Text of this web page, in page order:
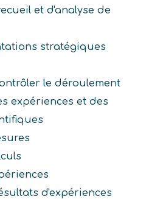
et d'analyse de
stratégiques
le déroulement
expériences et des
d'expériences